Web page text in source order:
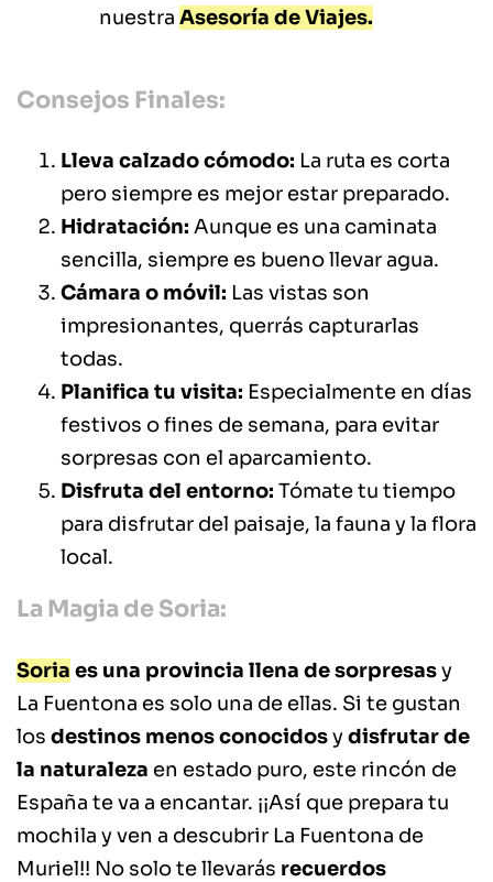
nuestra Asesoría de Viajes.
Consejos Finales:
Lleva calzado cómodo: La ruta es corta
pero siempre es mejor estar preparado.
Hidratación: Aunque es una caminata
sencilla, siempre es bueno llevar agua.
Cámara o móvil: Las vistas son
impresionantes, querrás capturarlas
todas.
Planifica tu visita: Especialmente en días
festivos o fines de semana, para evitar
sorpresas con el aparcamiento.
Disfruta del entorno: Tómate tu tiempo
para disfrutar del paisaje, la fauna y la flora
local.
La Magia de Soria:
Soria es una provincia llena de sorpresasy
La Fuentona es solo una de ellas. Si te gustan
los destinos menos conocidosydisfrutar de
la naturaleza en estado puro, este rincón de
España te va a encantar. ¡¡Así que prepara tu
mochila y ven a descubrir La Fuentona de
Muriel!! No solo te llevarás recuerdos